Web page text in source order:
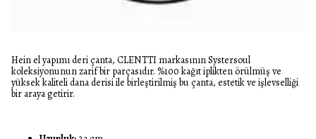
Hein el yapımı deri çanta, CLENTTI markasının Systersoul
koleksiyonunun zarif bir parçasıdır. %100 kağıt iplikten örülmüş ve
yüksek kaliteli dana derisi ile birleştirilmiş bu çanta, estetik ve işlevselliği
bir araya getirir.